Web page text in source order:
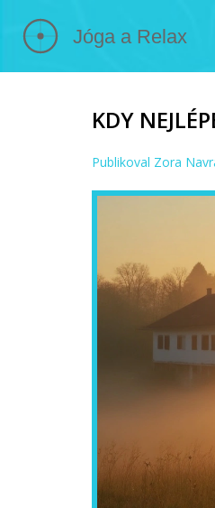
KDY
Publikoval Zora